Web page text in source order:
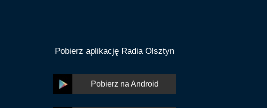
Pobierz aplikację Radia Olsztyn
Pobierz na Android